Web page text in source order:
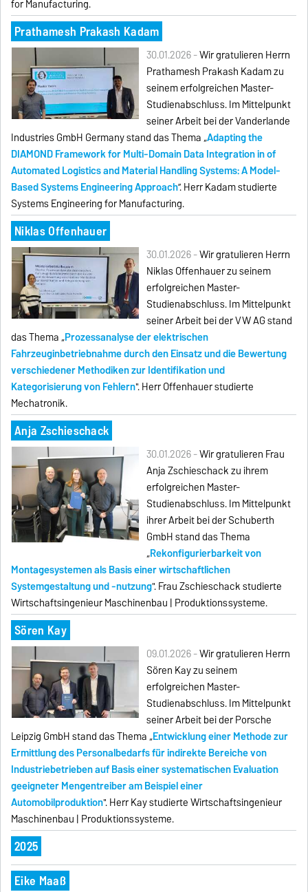
for Manufacturing.
Prathamesh Prakash Kadam
30.01.2026 -Wir gratulieren Herrn
Prathamesh Prakash Kadam zu
seinem erfolgreichen Master-
Studienabschluss. Im Mittelpunkt
seiner Arbeit bei der Vanderlande
Industries GmbH Germany stand das Thema „Adapting the
DIAMOND Framework for Multi-Domain Data Integration in of
Automated Logistics and Material Handling Systems: A Model-
Based Systems Engineering Approach”. Herr Kadam studierte
Systems Engineering for Manufacturing.
Niklas Offenhauer
30.01.2026 -Wir gratulieren Herrn
Niklas Offenhauer zu seinem
erfolgreichen Master-
Studienabschluss. Im Mittelpunkt
seiner Arbeit bei der VW AG stand
das Thema „Prozessanalyse der elektrischen
Fahrzeuginbetriebnahme durch den Einsatz und die Bewertung
verschiedener Methodiken zur Identifikation und
Kategorisierung von Fehlern". Herr Offenhauer studierte
Mechatronik.
Anja Zschieschack
30.01.2026 -Wir gratulieren Frau
Anja Zschieschack zu ihrem
erfolgreichen Master-
Studienabschluss. Im Mittelpunkt
ihrer Arbeit bei der Schuberth
GmbH stand das Thema
„Rekonfigurierbarkeit von
Montagesystemen als Basis einer wirtschaftlichen
Systemgestaltung und -nutzung". Frau Zschieschack studierte
Wirtschaftsingenieur Maschinenbau | Produktionssysteme.
Sören Kay
09.01.2026 -Wir gratulieren Herrn
Sören Kay zu seinem
erfolgreichen Master-
Studienabschluss. Im Mittelpunkt
seiner Arbeit bei der Porsche
Leipzig GmbH stand das Thema „Entwicklung einer Methode zur
Ermittlung des Personalbedarfs für indirekte Bereiche von
Industriebetrieben auf Basis einer systematischen Evaluation
geeigneter Mengentreiber am Beispiel einer
Automobilproduktion". Herr Kay studierte Wirtschaftsingenieur
Maschinenbau | Produktionssysteme.
2025
Eike Maaß